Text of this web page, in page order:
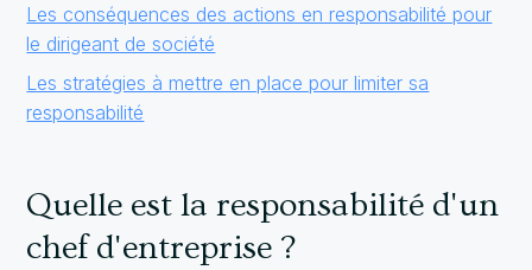
Les conséquences des actions en responsabilité pour
le dirigeant de société
Les stratégies à mettre en place pour limiter sa
responsabilité
Quelle est la responsabilité d'un
chef d'entreprise ?